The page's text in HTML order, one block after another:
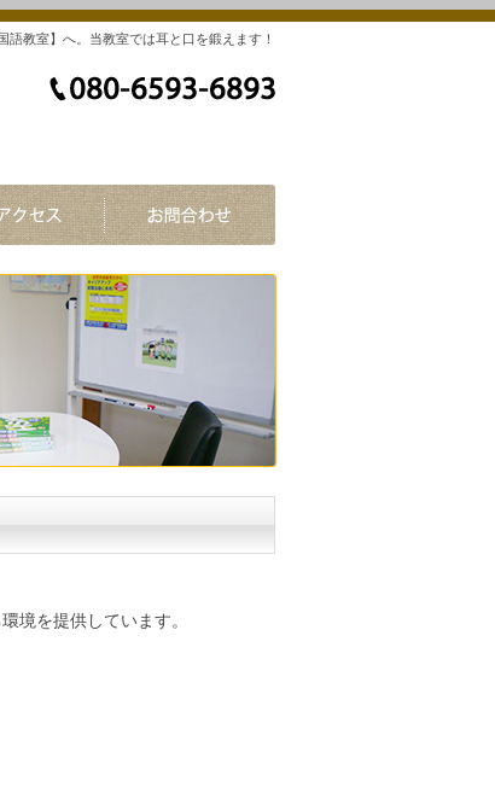
教室】へ。当教室では耳と口を鍛えます！
境を提供しています。